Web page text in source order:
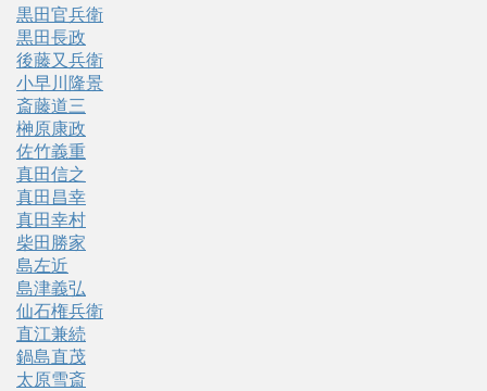
黒田官兵衛
黒田長政
後藤又兵衛
小早川隆景
斎藤道三
榊原康政
佐竹義重
真田信之
真田昌幸
真田幸村
柴田勝家
島左近
島津義弘
仙石権兵衛
直江兼続
鍋島直茂
太原雪斎